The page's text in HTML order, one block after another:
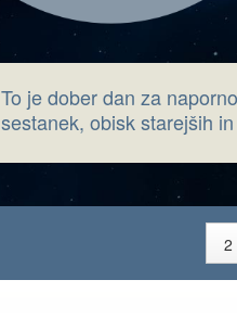
To je dober dan za
sestanek, obisk starejših